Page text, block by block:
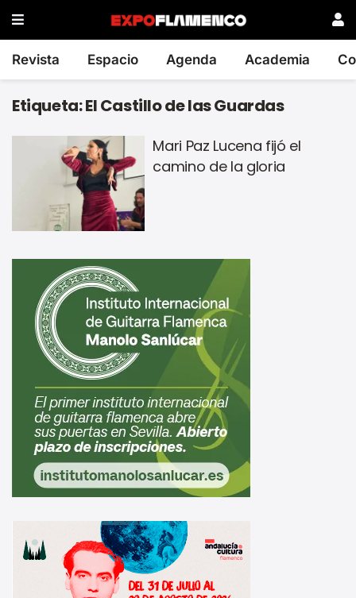
Revista Espacio Agenda Academia
Etiqueta:El Castillo de las Guardas
Mari Paz Lucena fijó el
camino de la gloria